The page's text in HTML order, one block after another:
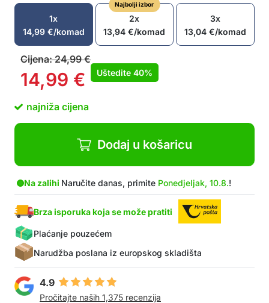
Slatki blagdanski motivi
Statične, bez ljepila, stoga ne ostavljaju tragove
i mrlje
Brzo se uklanjaju
Naljepnice su prikladne za višekratnu upotrebu
Naljepnice za prozore prikladne su i za druge
Čak ih i djeca mogu bez problema koristiti
Božićne naljepnice za prozore izvrsna su ideja
za zajedničko druženje
Prikladne su za dječje sobe, ostale prostorije u
stanu, urede, izloge…
Veličina 90 x 60 cm (veličina seta)
1x
14,99 €/komad
Najbolji izbor
2x
13,94€/komad
3x
13,04€/komad
Cijena:24,99€
14,99 € Uštedite 40%
najniža cijena
Dodaj u košaricu
Na zalihi Naručite danas, primite Ponedjeljak, 10.8.!
Brza isporuka koja se može pratiti
Plaćanje pouzećem
Narudžba poslana iz europskog skladišta
4.9
Pročitajte naših 1,375 recenzija